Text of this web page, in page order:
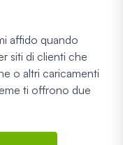
affido quando
siti di clienti che
o altri caricamenti
ti offrono due